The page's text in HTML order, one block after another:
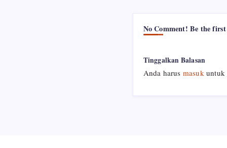
No Comment! Be the first
Tinggalkan Balasan
Anda harus masukuntuk